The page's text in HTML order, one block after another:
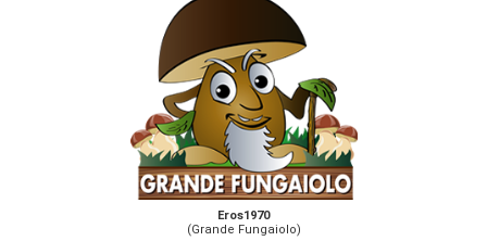
Eros1970
(Grande Fungaiolo)